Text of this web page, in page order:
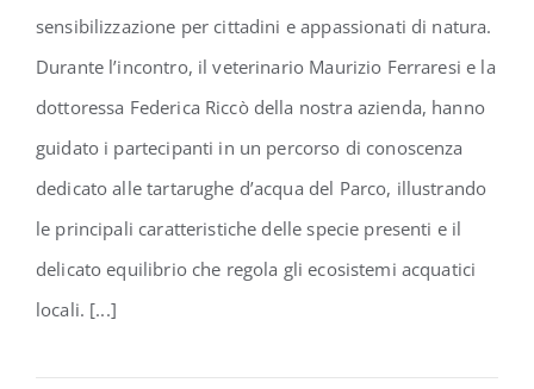
sensibilizzazione per cittadini e appassionati di natura.
Durante l’incontro, il veterinario Maurizio Ferraresi e la
dottoressa Federica Riccò della nostra azienda, hanno
guidato i partecipanti in un percorso di conoscenza
dedicato alle tartarughe d’acqua del Parco, illustrando
le principali caratteristiche delle specie presenti e il
delicato equilibrio che regola gli ecosistemi acquatici
locali. [...]